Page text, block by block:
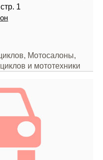
1
Мотосалоны,
и мототехники